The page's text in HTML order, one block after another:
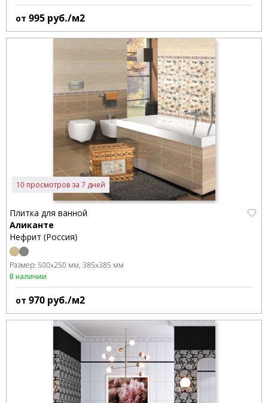
от 995 руб./м2
10 просмотров за 7 дней
Плитка для ванной
Аликанте
Нефрит (Россия)
Размер: 500x250 мм 385x385 мм
В наличии
от 970 руб./м2